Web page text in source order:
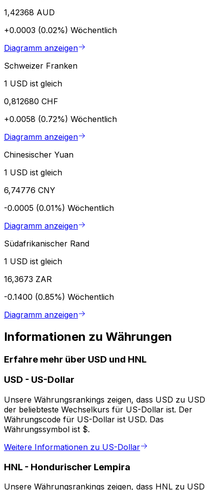
1,42368 AUD
+0.0003 (0.02%) Wöchentlich
Diagramm anzeigen
Schweizer Franken
1 USD ist gleich
0,812680 CHF
+0.0058 (0.72%) Wöchentlich
Diagramm anzeigen
Chinesischer Yuan
1 USD ist gleich
6,74776 CNY
-0.0005 (0.01%) Wöchentlich
Diagramm anzeigen
Südafrikanischer Rand
1 USD ist gleich
16,3673 ZAR
-0.1400 (0.85%) Wöchentlich
Diagramm anzeigen
Informationen zu Währungen
Erfahre mehr über USD und HNL
USD - US-Dollar
Unsere Währungsrankings zeigen, dass USD zu USD
der beliebteste Wechselkurs für US-Dollar ist. Der
Währungscode für US-Dollar ist USD. Das
Währungssymbol ist $.
Weitere Informationen zu US-Dollar
HNL - Hondurischer Lempira
Unsere Währungsrankings zeigen, dass HNL zu USD